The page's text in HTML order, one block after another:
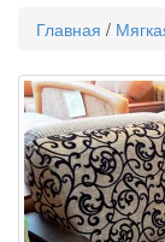
Главная /